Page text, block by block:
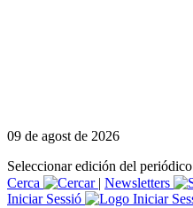
09 de agost de 2026
Seleccionar edición del periódico
Cerca
| Newsletters
Iniciar Sessió